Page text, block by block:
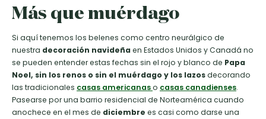
Más que muérdago
Si aquí tenemos los belenes como centro neurálgico de
nuestra decoración navideñaen Estados Unidos y Canadá no
se pueden entender estas fechas sin el rojo y blanco de Papa
Noel, sin los renos o sin el muérdago y los lazosdecorando
las tradicionales casas americanaso casas canadienses.
Pasearse por una barrio residencial de Norteamérica cuando
anochece en el mes de diciembre es casi como darse una